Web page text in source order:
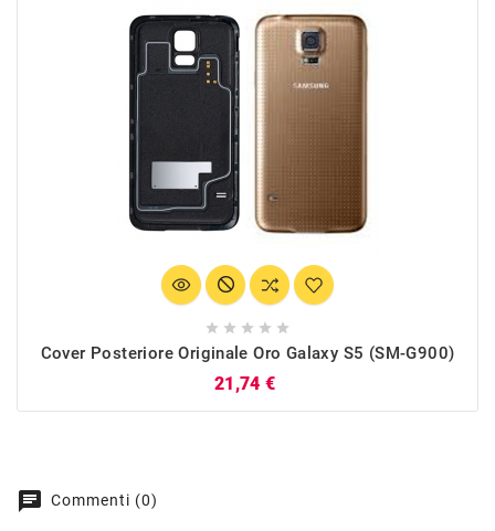
    
Cover Posteriore Originale Oro Galaxy S5 (SM-G900)
21,74 €
chat Commenti (0)